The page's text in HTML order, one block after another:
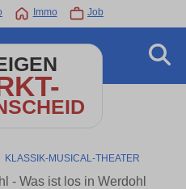
Immo Job
KLASSIK-MUSICAL-THEATER
- Was ist los in Werdohl